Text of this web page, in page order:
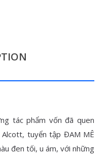
tác phẩm vốn đã quen
tuyển tập ĐAM MÊ
đen tối, u ám, với những